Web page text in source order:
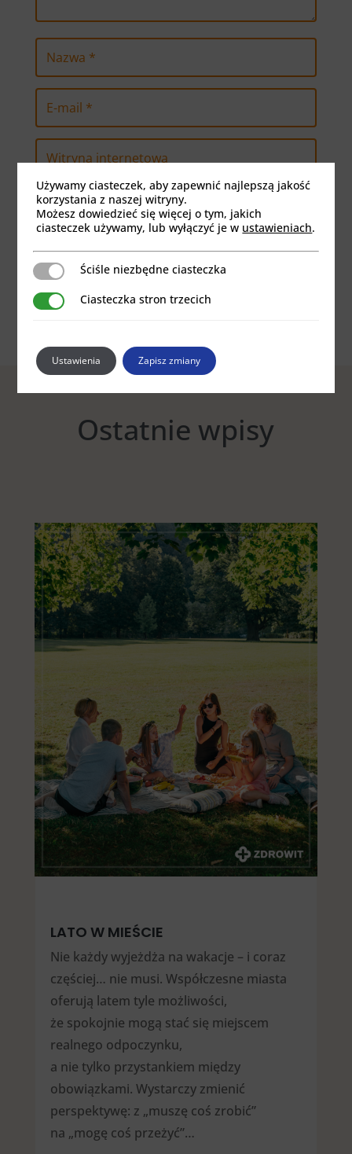
Zapamiętaj moje dane w tej przeglądarce
podczas pisania kolejnych komentarzy.
Prześlij komentarz
Ostatnie wpisy
LATO W MIEŚCIE
Nie każdy wyjeżdża na wakacje – i coraz
częściej… nie musi. Współczesne miasta
oferują latem tyle możliwości,
że spokojnie mogą stać się miejscem
realnego odpoczynku,
a nie tylko przystankiem między
obowiązkami. Wystarczy zmienić
perspektywę: z „muszę coś zrobić”
na „mogę coś przeżyć”…
Używamy ciasteczek, aby zapewnić najlepszą jakość
korzystania z naszej witryny.
Możesz dowiedzieć się więcej o tym, jakich
ciasteczek używamy, lub wyłączyć je w ustawieniach.
Ściśle niezbędne ciasteczka
Ściśle niezbędne ciasteczka
Ciasteczka stron trzecich
Ciasteczka stron trzecich
Ustawienia Zapisz zmiany